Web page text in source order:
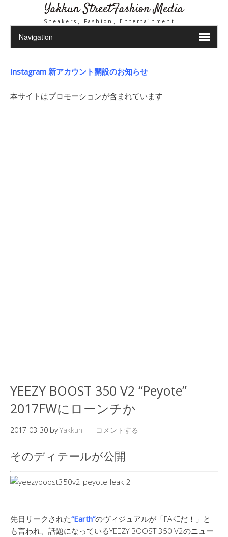
Yakkun StreetFashion Media
Sneakers、Fashion、Entertainment ..
Instagram 新アカウント開設のお知らせ
本サイトはプロモーションが含まれています
YEEZY BOOST 350 V2 “Peyote”
2017FWにローンチか
2017-03-30 byYakkun コメントする
そのディテールが公開
先日リークされた“Earth”のヴィジュアルが「FAKEだ！」と
も言われ、話題になっているYEEZY BOOST 350 V2のニュー